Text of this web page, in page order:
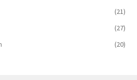
(21)
(27)
(20)